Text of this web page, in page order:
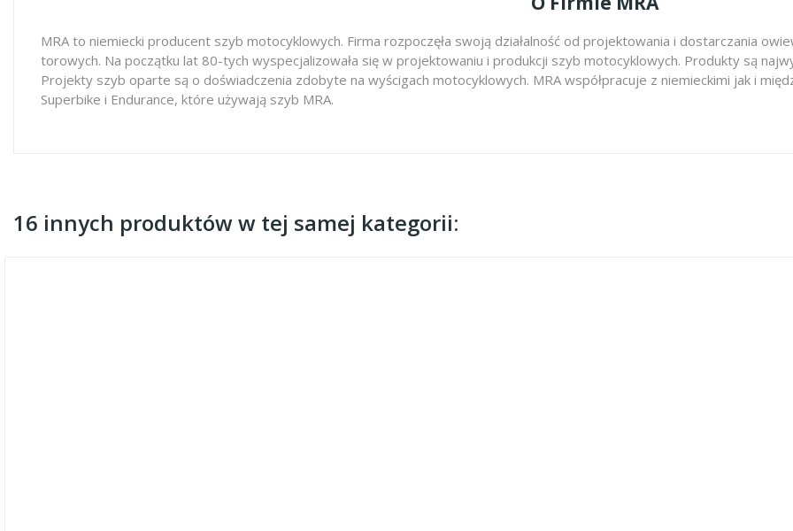
MRA to niemiecki producent szyb motocyklowych. Firma rozpoczęła swoją działalność od projektowania i dostarczania
torowych. Na początku lat 80-tych wyspecjalizowała się w projektowaniu i produkcji szyb motocyklowych. Produkty są
Projekty szyb oparte są o doświadczenia zdobyte na wyścigach motocyklowych. MRA współpracuje z niemieckimi jak i
Superbike i Endurance, które używają szyb MRA.
16 innych produktów w tej samej kategorii: